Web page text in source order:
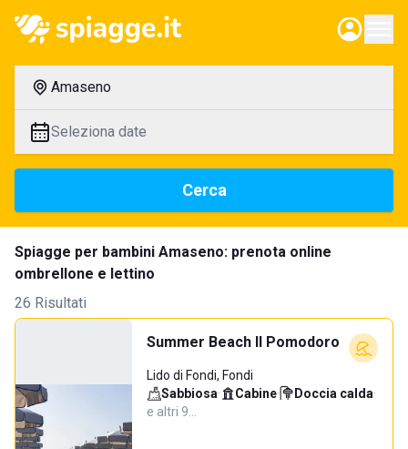
Amaseno
Seleziona date
Cerca
Spiagge per bambini Amaseno: prenota online
ombrellone e lettino
26 Risultati
Summer Beach Il Pomodoro
Lido di Fondi, Fondi
Sabbiosa· Cabine· Doccia calda·
e altri 9…